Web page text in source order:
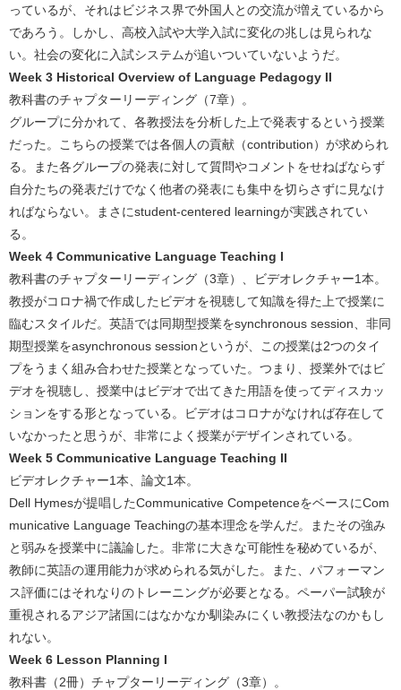
っているが、それはビジネス界で外国人との交流が増えているから
であろう。しかし、高校入試や大学入試に変化の兆しは見られな
い。社会の変化に入試システムが追いついていないようだ。
Week 3 Historical Overview of Language Pedagogy II
教科書のチャプターリーディング（7章）。
グループに分かれて、各教授法を分析した上で発表するという授業
だった。こちらの授業では各個人の貢献（contribution）が求められ
る。また各グループの発表に対して質問やコメントをせねばならず
自分たちの発表だけでなく他者の発表にも集中を切らさずに見なけ
ればならない。まさにstudent-centered learningが実践されてい
る。
Week 4 Communicative Language Teaching I
教科書のチャプターリーディング（3章）、ビデオレクチャー1本。
教授がコロナ禍で作成したビデオを視聴して知識を得た上で授業に
臨むスタイルだ。英語では同期型授業をsynchronous session、非同
期型授業をasynchronous sessionというが、この授業は2つのタイ
プをうまく組み合わせた授業となっていた。つまり、授業外ではビ
デオを視聴し、授業中はビデオで出てきた用語を使ってディスカッ
ションをする形となっている。ビデオはコロナがなければ存在して
いなかったと思うが、非常によく授業がデザインされている。
Week 5 Communicative Language Teaching II
ビデオレクチャー1本、論文1本。
Dell Hymesが提唱したCommunicative CompetenceをベースにCom
municative Language Teachingの基本理念を学んだ。またその強み
と弱みを授業中に議論した。非常に大きな可能性を秘めているが、
教師に英語の運用能力が求められる気がした。また、パフォーマン
ス評価にはそれなりのトレーニングが必要となる。ペーパー試験が
重視されるアジア諸国にはなかなか馴染みにくい教授法なのかもし
れない。
Week 6 Lesson Planning I
教科書（2冊）チャプターリーディング（3章）。